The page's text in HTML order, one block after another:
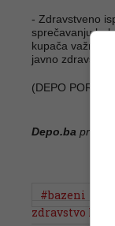
- Zdravstveno
sprečavanju
kupača važni
javno zdravstvo
(DEPO
Depo.ba pratite
#bazeni
zdravstvo ks